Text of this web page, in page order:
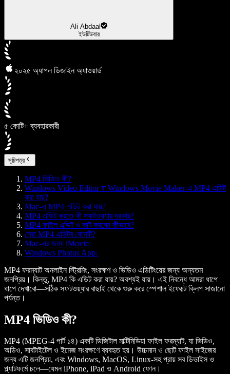
Ali Abdaal
ইউটিউবার
২০২৫ অ্যাপল ডিজাইন অ্যাওয়ার্ড
৫ কোটি+ ব্যবহারকারী
সূচিপত্র
MP4 ভিডিও কী?
Windows Video Editor বা Windows Movie Maker-এ MP4 এডিট
করা যায়?
Mac-এ MP4 এডিট করা যায়?
MP4 এডিট করতে কী সফটওয়্যার দরকার?
MP4 ফাইল এডিট ও কাট করবেন কীভাবে?
সেরা MP4 এডিটর কোনটি?
Mac-এর জন্য iMovie:
Windows Photos App:
MP4 ফরম্যাট অনলাইন স্ট্রিমিং, সংরক্ষণ ও ভিডিও এডিটিংয়ের জন্য অন্যতম
জনপ্রিয়। কিন্তু, MP4 কি এডিট করা যায়? অবশ্যই যায়। এই নিবন্ধে আমরা ধাপে
ধাপে দেখাবো—সঠিক সফটওয়্যার বাছাই থেকে শুরু করে স্পেশাল ইফেক্টে ক্লিপ সাজানো
পর্যন্ত।
MP4 ভিডিও কী?
MP4 (MPEG-4 পার্ট ১৪) একটি ডিজিটাল মাল্টিমিডিয়া ফাইল ফরম্যাট, যা ভিডিও,
অডিও, সাবটাইটেল ও ইমেজ সংরক্ষণে ব্যবহৃত হয়। উচ্চমান ও ছোট ফাইল সাইজের
জন্য এটি জনপ্রিয়, এবং Windows, MacOS, Linux-সহ প্রায় সব ডিভাইস ও
প্ল্যাটফর্মে চলে—যেমন iPhone, iPad ও Android ফোন।